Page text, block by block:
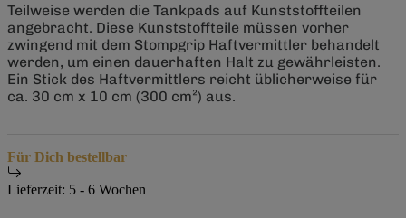
Teilweise werden die Tankpads auf Kunststoffteilen
angebracht. Diese Kunststoffteile müssen vorher
zwingend mit dem Stompgrip Haftvermittler behandelt
werden, um einen dauerhaften Halt zu gewährleisten.
Ein Stick des Haftvermittlers reicht üblicherweise für
ca. 30 cm x 10 cm (300 cm²) aus.
Für Dich bestellbar
Lieferzeit: 5 - 6 Wochen